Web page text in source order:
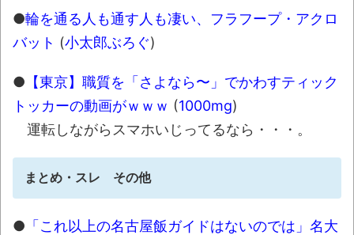
●輪を通る人も通す人も凄い、フラフープ・アクロ
バット (小太郎ぶろぐ)
● 【東京】職質を「さよなら〜」でかわすティック
トッカーの動画がｗｗｗ (1000mg)
運転しながらスマホいじってるなら・・・。
まとめ・スレ その他
● 「これ以上の名古屋飯ガイドはないのでは」名大